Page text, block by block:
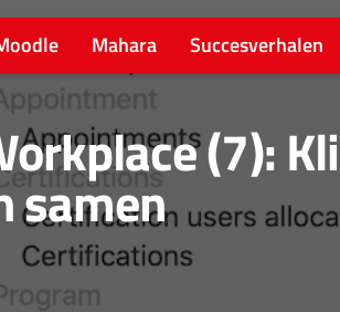
Mahara Succesverhalen
(7):
samen